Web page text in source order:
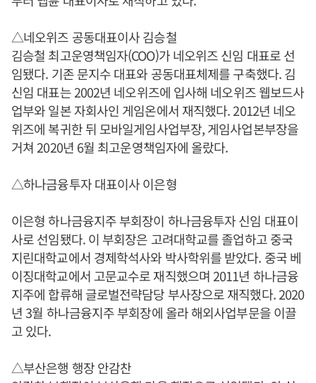
△네오위즈 공동대표이사 김승철
김승철 최고운영책임자(COO)가 네오위즈 신임 대표로 선
임됐다. 기존 문지수 대표와 공동대표체제를 구축했다. 김
신임 대표는 2002년 네오위즈에 입사해 네오위즈 웹보드사
업부와 일본 자회사인 게임온에서 재직했다. 2012년 네오
위즈에 복귀한 뒤 모바일게임사업부장, 게임사업본부장을
거쳐 2020년 6월 최고운영책임자에 올랐다.
△하나금융투자 대표이사 이은형
이은형 하나금융지주 부회장이 하나금융투자 신임 대표이
사로 선임됐다. 이 부회장은 고려대학교를 졸업하고 중국
지린대학교에서 경제학석사와 박사학위를 받았다. 중국 베
이징대학교에서 고문교수로 재직했으며 2011년 하나금융
지주에 합류해 글로벌전략담당 부사장으로 재직했다. 2020
년 3월 하나금융지주 부회장에 올라 해외사업부문을 이끌
고 있다.
△부산은행 행장 안감찬